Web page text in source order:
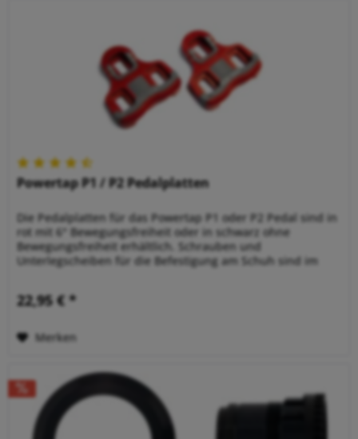
Powertap P1 / P2 Pedalplatten
Die Pedalplatten für das Powertap P1 oder P2 Pedal sind in
rot mit 6° Bewegungsfreiheit oder in schwarz ohne
Bewegungsfreiheit erhältlich. Schrauben und
Unterlegscheiben für die Befestigung am Schuh sind im
22,95 € *
Merken